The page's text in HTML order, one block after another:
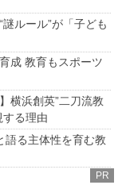
ルール”が「子ども
成 教育もスポーツ
横浜創英”二刀流教
する理由
語る主体性を育む教
PR